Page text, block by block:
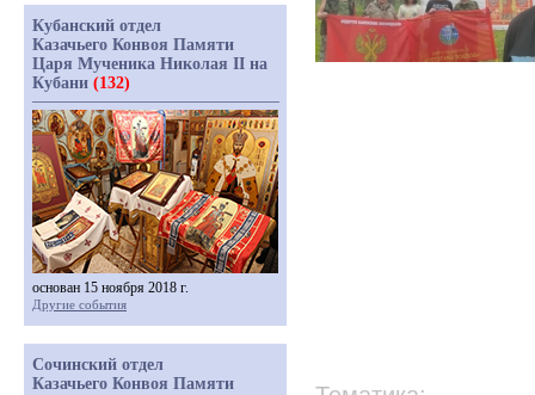
Кубанский отдел
Казачьего Конвоя Памяти
Царя Мученика Николая II на
Кубани (132)
основан 15 ноября 2018 г.
Другие события
Сочинский отдел
Казачьего Конвоя Памяти